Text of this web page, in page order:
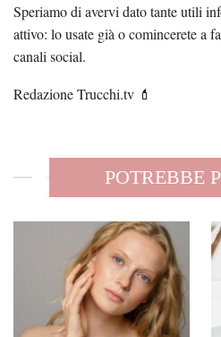
Speriamo di avervi dato tante utili
attivo: lo usate già o comincerete a
canali social.
Redazione Trucchi.tv 💄
POTREBBE